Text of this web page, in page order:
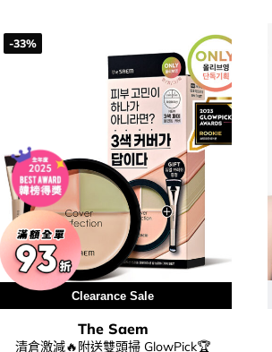
-33%
Clearance Sale
The Saem
清倉激減🔥附送雙頭掃 GlowPick🏆